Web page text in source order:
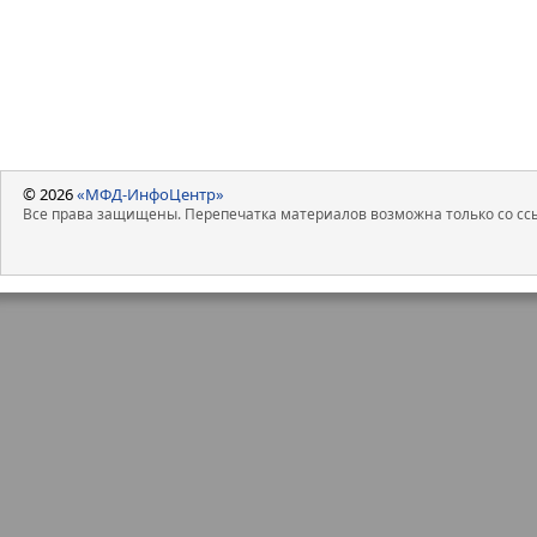
© 2026«МФД-ИнфоЦентр»
Все права защищены. Перепечатка материалов возможна только со